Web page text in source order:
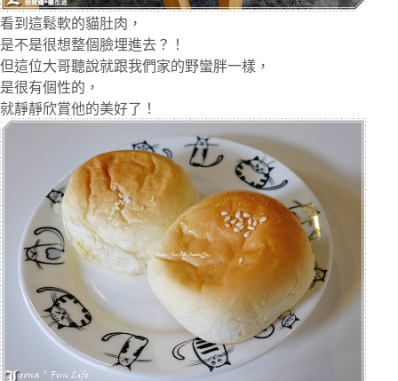
看到這鬆軟的貓肚肉，
是不是很想整個臉埋進去？！
但這位大哥聽說就跟我們家的野蠻胖一樣，
是很有個性的，
就靜靜欣賞他的美好了！